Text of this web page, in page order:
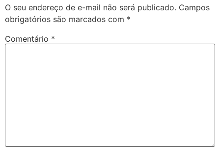
O seu endereço de e-mail não será publicado. Campos
obrigatórios são marcados com *
Comentário *